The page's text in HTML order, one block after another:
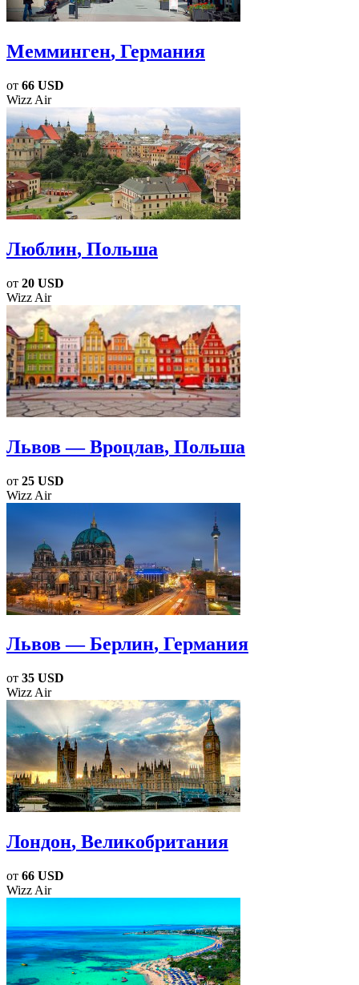
Мемминген, Германия
от 66 USD
Wizz Air
Люблин, Польша
от 20 USD
Wizz Air
Львов — Вроцлав, Польша
от 25 USD
Wizz Air
Львов — Берлин, Германия
от 35 USD
Wizz Air
Лондон, Великобритания
от 66 USD
Wizz Air